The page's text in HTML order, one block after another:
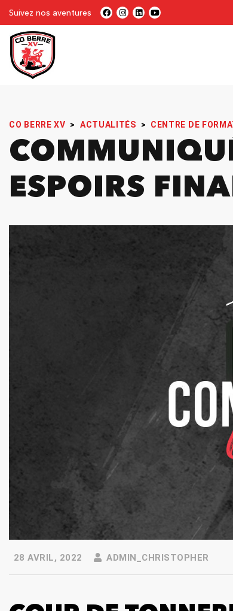
Suivez nos aventures
CO BERRE XV > ACTUALITÉS > CENTRE DE
ESPOIRS
28 AVRIL, 2022 ADMIN_CHRISTOPHER